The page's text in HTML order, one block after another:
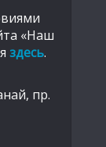
«Наш
здесь.
пр.